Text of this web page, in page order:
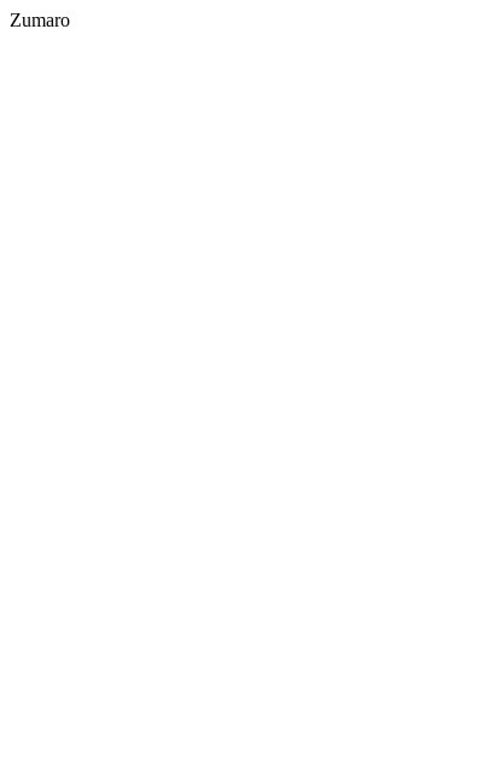
Zumaro